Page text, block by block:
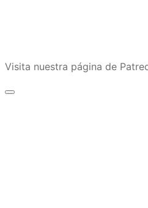
Visita nuestra página de